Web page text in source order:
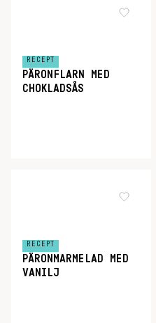
RECEPT
PÄRONFLARN MED
CHOKLADSÅS
RECEPT
PÄRONMARMELAD MED
VANILJ